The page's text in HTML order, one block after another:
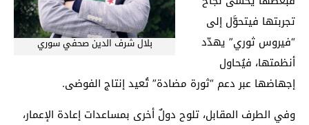
بلال شرف الدين صحفي سوري
تجربتها فيتحوَّل إلى
“فيروس ثوري” يهدّد
أنظمتها، فيُحاول
إجهاضها عبر دعم “ثورة مضادة” تُعيد إنتاج الفوضى.
وفي الطرف المقابل، تلوح دولٌ أخرى بمساعدات إعادة الإعمار،